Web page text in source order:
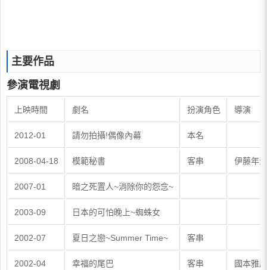
主要作品
參演電視劇
上映時間 劇名 扮演角色 導演
2012-01 請勿拍攝!偶像內幕 本名
2008-04-18 模範秘書 客串 伊藤年浩
2007-01 暗之死置人~消除你的怨念~
2003-09 日本的可怕晚上~蜘蛛女
2002-07 夏日之戀~Summer Time~ 客串
2002-04 幸福的尾巴 客串 國本雅廣